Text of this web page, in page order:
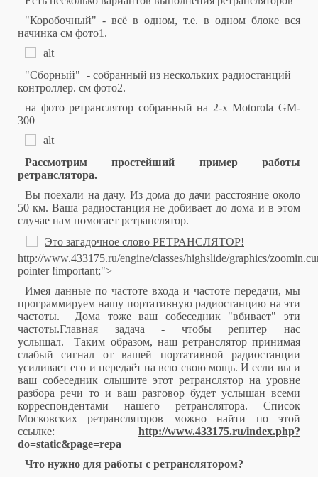
"Коробочный" - всё в одном, т.е. в одном блоке вся
начинка см фото1.
"Сборный" - собранный из нескольких радиостанций +
контроллер. см фото2.
на фото ретранслятор собранный на 2-x Motorola GM-
300
Рассмотрим простейший пример работы
ретранслятора.
Вы поехали на дачу. Из дома до дачи расстояние около
50 км. Ваша радиостанция не добивает до дома и в этом
случае нам помогает ретранслятор.
http://www.433175.ru/engine/classes/highslide/graphics/
pointer !important;">
Имея данные по частоте входа и частоте передачи, мы
программируем нашу портативную радиостанцию на эти
частоты. Дома тоже ваш собеседник "вбивает" эти
частоты.Главная задача - чтобы репитер нас
услышал. Таким образом, наш ретранслятор принимая
слабый сигнал от вашей портативной радиостанции
усиливает его и передаёт на всю свою мощь. И если вы и
ваш собеседник слышите этот ретранслятор на уровне
разбора речи то и ваш разговор будет услышан всеми
корреспондентами нашего ретранслятора. Список
Московских ретрансляторов можно найти по этой
ссылке: http://www.433175.ru/index.php?
do=static&page=repa
Что нужно для работы с ретранслятором?